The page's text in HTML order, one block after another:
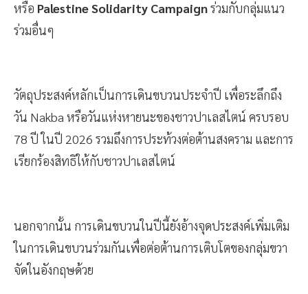
หรือ Palestine Solidarity Campaignร่วมกับกลุ่มแนว
ร่วมอื่นๆ
วัตถุประสงค์หลักเป็นการเดินขบวนประจำปี เพื่อระลึกถึง
วัน Nakba หรือวันแห่งหายนะของชาวปาเลสไตน์ ครบรอบ
78 ปี ในปี 2026 รวมถึงการประท้วงต่อต้านสงคราม และการ
เรียกร้องสิทธิให้กับชาวปาเลสไตน์
นอกจากนั้น การเดินขบวนในปีนี้ยังอ้างจุดประสงค์เพิ่มเติม
ในการเดินขบวนร่วมกันเพื่อต่อต้านการเติบโตของกลุ่มขวา
จัดในอังกฤษด้วย